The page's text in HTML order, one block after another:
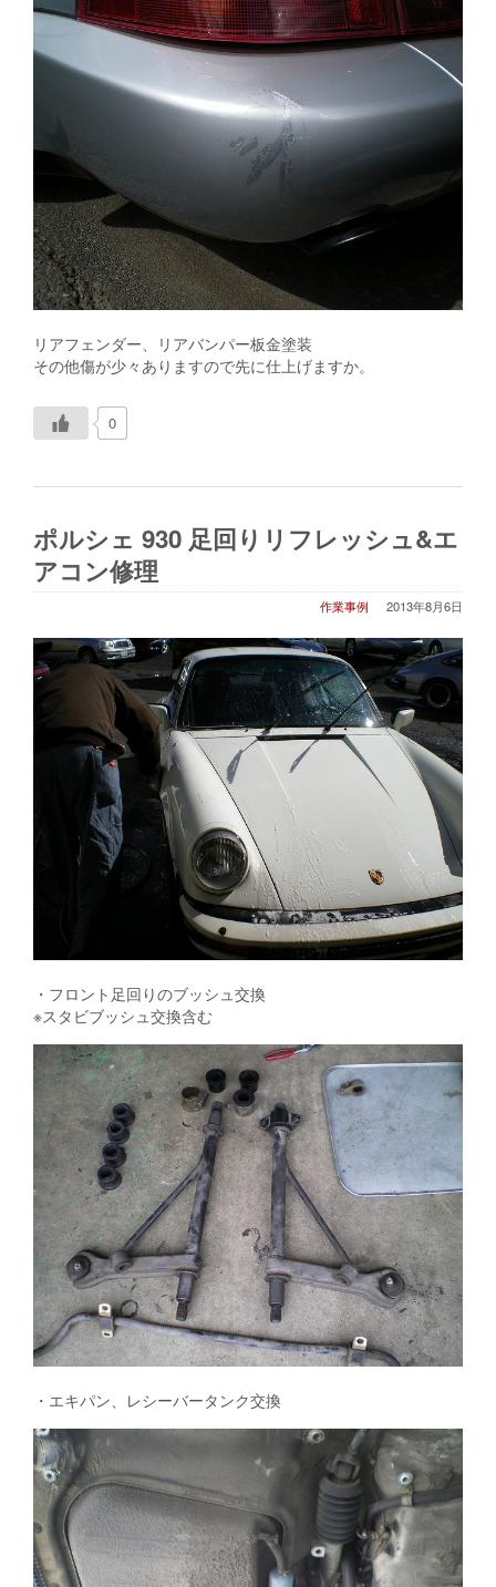
リアフェンダー、リアバンパー板金塗装
その他傷が少々ありますので先に仕上げますか。
0
ポルシェ 930 足回りリフレッシュ&エ
アコン修理
2013年8月6日
作業事例
・フロント足回りのブッシュ交換
※スタビブッシュ交換含む
・エキパン、レシーバータンク交換